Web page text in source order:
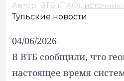
Автор: ВТБ (ПАО), источник
Тульские новости
04/06/2026
В ВТБ сообщили, что
настоящее время